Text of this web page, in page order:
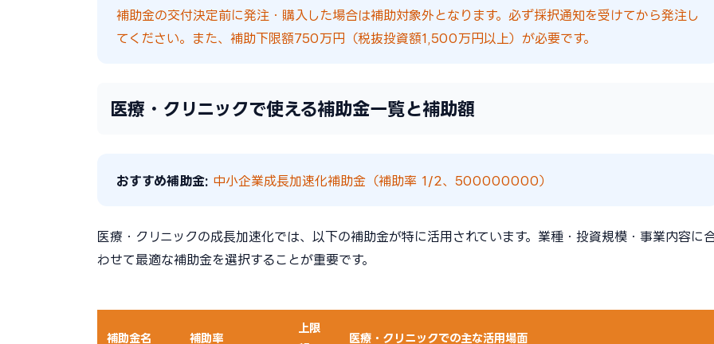
補助金の交付決定前に発注・購入した場合は補助対象外となります。必ず採択通知を受けてから発注し
てください。また、補助下限額750万円（税抜投資額1,500万円以上）が必要です。
医療・クリニックで使える補助金一覧と補助額
おすすめ補助金: 中小企業成長加速化補助金（補助率 1/2、500000000）
医療・クリニックの成長加速化では、以下の補助金が特に活用されています。業種・投資規模・事業内容に
わせて最適な補助金を選択することが重要です。
補助金名 補助率
上限
医療・クリニックでの主な活用場面